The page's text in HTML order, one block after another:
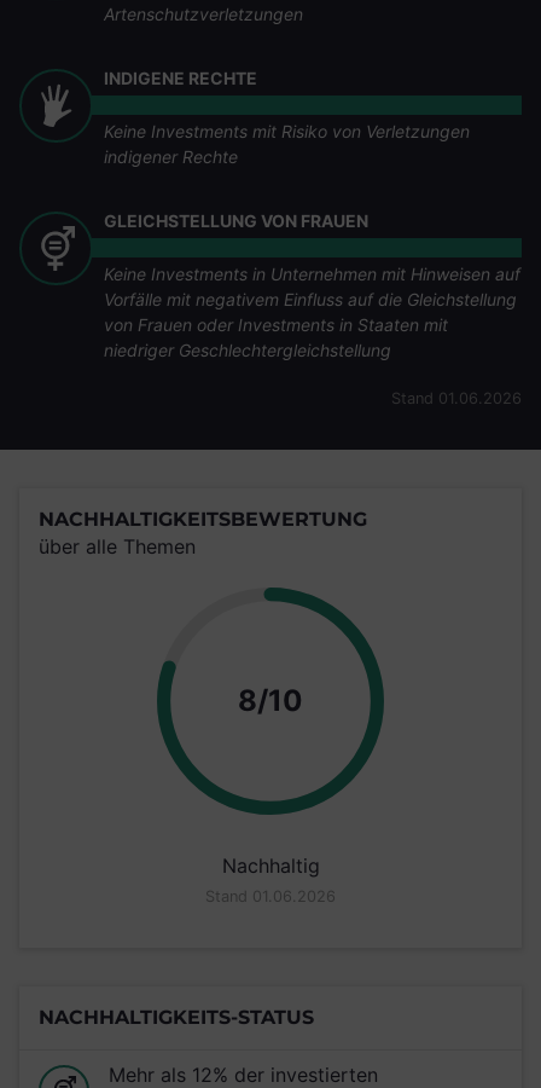
Artenschutzverletzungen
INDIGENE RECHTE
Keine Investments mit Risiko von Verletzungen
indigener Rechte
GLEICHSTELLUNG VON FRAUEN
Keine Investments in Unternehmen mit Hinweisen auf
Vorfälle mit negativem Einfluss auf die Gleichstellung
von Frauen oder Investments in Staaten mit
niedriger Geschlechtergleichstellung
Stand 01.06.2026
NACHHALTIGKEITSBEWERTUNG
über alle Themen
8/10 Punkte
Nachhaltig
Stand 01.06.2026
NACHHALTIGKEITS-STATUS
Mehr als 12% der investierten